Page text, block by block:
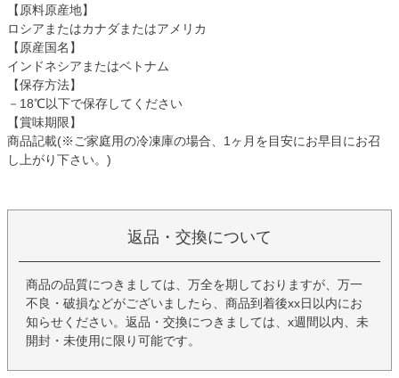
【原料原産地】
ロシアまたはカナダまたはアメリカ
【原産国名】
インドネシアまたはベトナム
【保存方法】
－18℃以下で保存してください
【賞味期限】
商品記載(※ご家庭用の冷凍庫の場合、1ヶ月を目安にお早目にお召
し上がり下さい。)
返品・交換について
商品の品質につきましては、万全を期しておりますが、万一
不良・破損などがございましたら、商品到着後xx日以内にお
知らせください。返品・交換につきましては、x週間以内、未
開封・未使用に限り可能です。